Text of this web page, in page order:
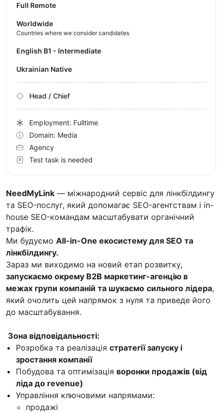
NeedMyLink — міжнародний сервіс для лінкбілдингу
та SEO-послуг, який допомагає SEO-агентствам і in-
house SEO-командам масштабувати органічний
трафік.
Ми будуємо All-in-One екосистему для SEO та
лінкбілдингу.
Зараз ми виходимо на новий етап розвитку,
запускаємо окрему B2B маркетинг-агенцію в
межах групи компаній та шукаємо сильного лідера,
який очолить цей напрямок з нуля та приведе його
до масштабування.
Зона відповідальності:
Розробка та реалізація стратегії запуску і
зростання компанії
Побудова та оптимізація воронки продажів (від
ліда до revenue)
Управління ключовими напрямами:
продажі
Full Remote
Worldwide
Countries where we consider candidates
English B1 - Intermediate
Ukrainian Native
Head / Chief
Employment: Fulltime
Domain: Media
Agency
Test task is needed